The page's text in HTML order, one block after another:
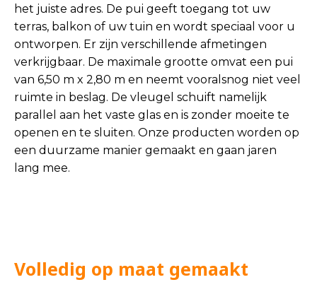
het juiste adres. De pui geeft toegang tot uw
terras, balkon of uw tuin en wordt speciaal voor u
ontworpen. Er zijn verschillende afmetingen
verkrijgbaar. De maximale grootte omvat een pui
van 6,50 m x 2,80 m en neemt vooralsnog niet veel
ruimte in beslag. De vleugel schuift namelijk
parallel aan het vaste glas en is zonder moeite te
openen en te sluiten. Onze producten worden op
een duurzame manier gemaakt en gaan jaren
lang mee.
Volledig op maat gemaakt